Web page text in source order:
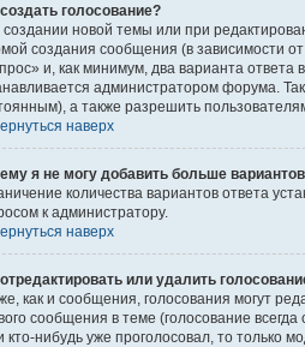
голосование?
новой темы или при
создания сообщения (в зависимости
и, как минимум, два варианта ответа
администратором форума.
а также разрешить
наверх
я не могу добавить больше
количества вариантов ответа
к администратору.
наверх
или удалить
как и сообщения, голосования могут
сообщения в теме (голосование
кто-нибудь уже проголосовал, то только